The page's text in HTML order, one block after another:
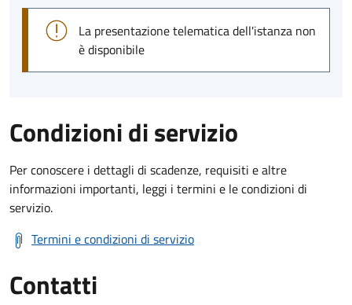
La presentazione telematica dell'istanza non
è disponibile
Condizioni di servizio
Per conoscere i dettagli di scadenze, requisiti e altre
informazioni importanti, leggi i termini e le condizioni di
servizio.
Termini e condizioni di servizio
Contatti